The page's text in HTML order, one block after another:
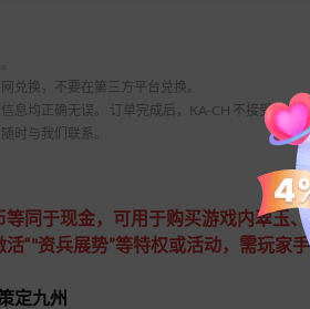
兑换，不要在第三方平台兑换。
息均正确无误。 订单完成后，KA-CH 不接受任何退
时与我们联系。
等同于现金，可用于购买游戏内翠玉
“"资兵展势”等特权或活动，需玩家
定九州